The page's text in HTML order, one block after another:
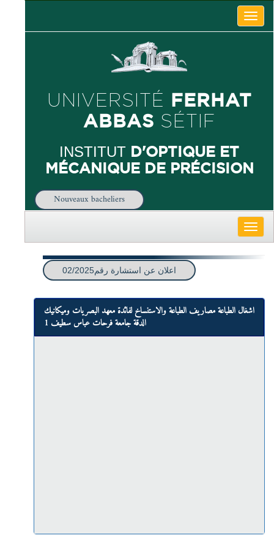
Toggle
UNIVERSITÉ FERHAT
ABBAS SÉTIF
INSTITUT D'OPTIQUE ET
MÉCANIQUE DE PRÉCISION
Nouveaux bacheliers
Toggle
اعلان عن استشارة رقم02/2025
اشغال الطباعة مصاريف الطباعة والاستنساخ لفائدة معهد البصريات وميكانيك
الدقة جامعة فرحات عباس سطيف 1